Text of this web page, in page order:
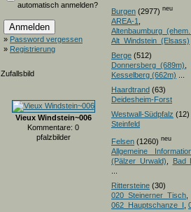
automatisch anmelden?
» Password vergessen
» Registrierung
Zufallsbild
Vieux Windstein~006
Kommentare: 0
pfalzbilder
Burgen (2977) neu
AREA-1
Alt_Windstein_(Elsass)
Berge (512)
Donnersberg_(689m)
Kesselberg (662m)
Haardtrand (63)
Deidesheim-Forst
Westwall-Südpfalz (12)
Steinfeld
Felsen (1260) neu
Allgemeine
(Pälzer Urwald)
Bad
Rittersteine (30)
020_Steinerner_Tisch
062_Hauptschanze_I